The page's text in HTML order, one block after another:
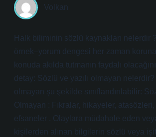
Volkan
Halk biliminin sözlü kaynakları nelerdir
örnek–yorum dengesi her zaman
konuda akılda tutmanın faydalı
detay: Sözlü ve yazılı olmayan nelerdir?
olmayan şu şekilde sınıflandırılabilir:
Olmayan : Fıkralar, hikayeler,
efsaneler . Olaylara müdahale eden
kişilerden alınan bilgilerin sözlü veya